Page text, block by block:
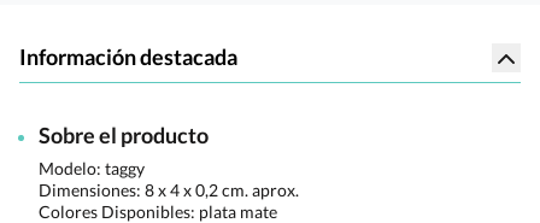
Información destacada
Sobre el producto
Modelo: taggy
Dimensiones: 8 x 4 x 0,2 cm. aprox.
Colores Disponibles: plata mate